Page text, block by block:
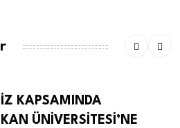
KAPSAMINDA
ÜNİVERSİTESİ’NE